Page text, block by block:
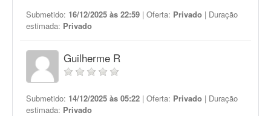
Submetido: 16/12/2025 às 22:59 | Oferta: Privado | Duração
estimada: Privado
Guilherme R
Submetido: 14/12/2025 às 05:22 | Oferta: Privado | Duração
estimada: Privado